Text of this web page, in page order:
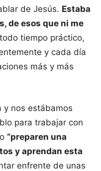
de Jesús. Estaba
de esos que ni me
tiempo práctico,
y cada día
más y más
y nos estábamos
para trabajar con
“preparen una
y aprendan esta
enfrente de unas